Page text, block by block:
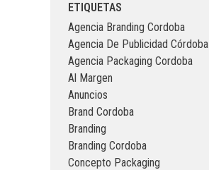
ETIQUETAS
Agencia Branding Cordoba
Agencia De Publicidad Córdoba
Agencia Packaging Cordoba
Al Margen
Anuncios
Brand Cordoba
Branding
Branding Cordoba
Concepto Packaging